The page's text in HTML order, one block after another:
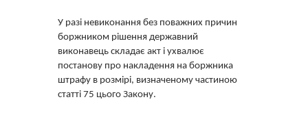
У разі невиконання без поважних причин
боржником рішення державний
виконавець складає акт і ухвалює
постанову про накладення на боржника
штрафу в розмірі, визначеному частиною
статті 75 цього Закону.